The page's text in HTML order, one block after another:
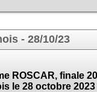
- 28/10/23
ROSCAR, finale
le 28 octobre 2023